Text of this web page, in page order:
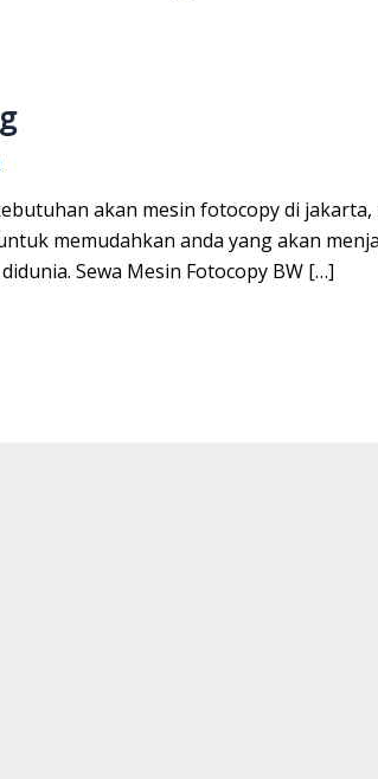
akan mesin fotocopy di
memudahkan anda yang akan
Sewa Mesin Fotocopy BW […]